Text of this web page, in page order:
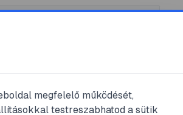
megfelelő működését,
testreszabhatod a sütik